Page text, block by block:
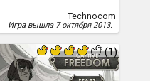
Technocom
Игра вышла 7 октября 2013.
(1)